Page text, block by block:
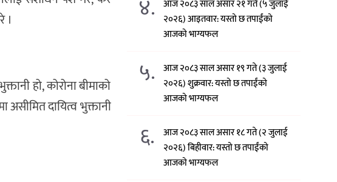
।
हो, कोरोना बीमाको
दायित्व भुक्तानी
४.
आज २०८३ साल असार २१ गते (५ जुलाई
२०२६) आइतवार: यस्तो छ तपाईंको
आजको भाग्यफल
५.
आज २०८३ साल असार १९ गते (३ जुलाई
२०२६) शुक्रवार: यस्तो छ तपाईंको
आजको भाग्यफल
६.
आज २०८३ साल असार १८ गते (२ जुलाई
२०२६) बिहीवार: यस्तो छ तपाईंको
आजको भाग्यफल